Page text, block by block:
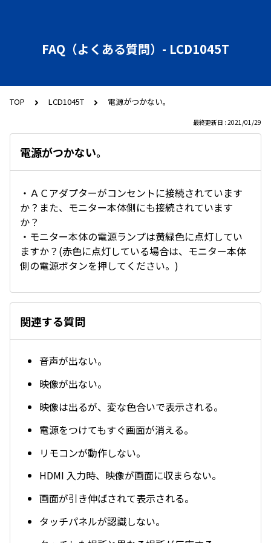
FAQ（よくある質問）- LCD1045T
TOP LCD1045T 電源がつかない。
最終更新日 : 2021/01/29
電源がつかない。
・ＡＣアダプターがコンセントに接続されています
か？また、モニター本体側にも接続されています
か？
・モニター本体の電源ランプは黄緑色に点灯してい
ますか？(赤色に点灯している場合は、モニター本体
側の電源ボタンを押してください。)
関連する質問
音声が出ない。
映像が出ない。
映像は出るが、変な色合いで表示される。
電源をつけてもすぐ画面が消える。
リモコンが動作しない。
HDMI 入力時、映像が画面に収まらない。
画面が引き伸ばされて表示される。
タッチパネルが認識しない。